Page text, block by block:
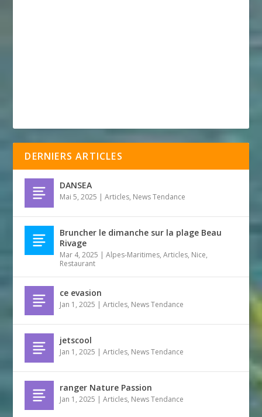
DERNIERS ARTICLES
DANSEA
Mai 5, 2025 |Articles, News Tendance
Bruncher le dimanche sur la plage Beau
Rivage
Mar 4, 2025 |Alpes-Maritimes,Articles, Nice,
Restaurant
ce evasion
Jan 1, 2025 |Articles, News Tendance
jetscool
Jan 1, 2025 |Articles, News Tendance
ranger Nature Passion
Jan 1, 2025 |Articles, News Tendance